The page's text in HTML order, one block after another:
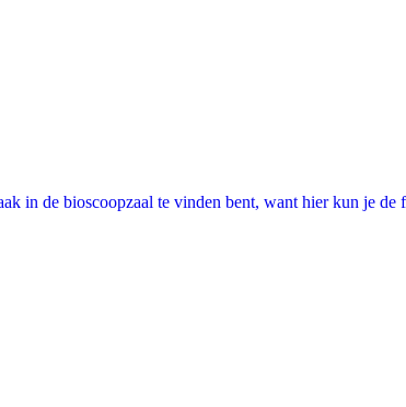
in de bioscoopzaal te vinden bent, want hier kun je